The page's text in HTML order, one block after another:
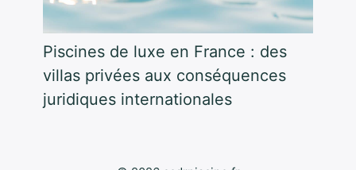
Piscines de luxe en France : des
villas privées aux conséquences
juridiques internationales